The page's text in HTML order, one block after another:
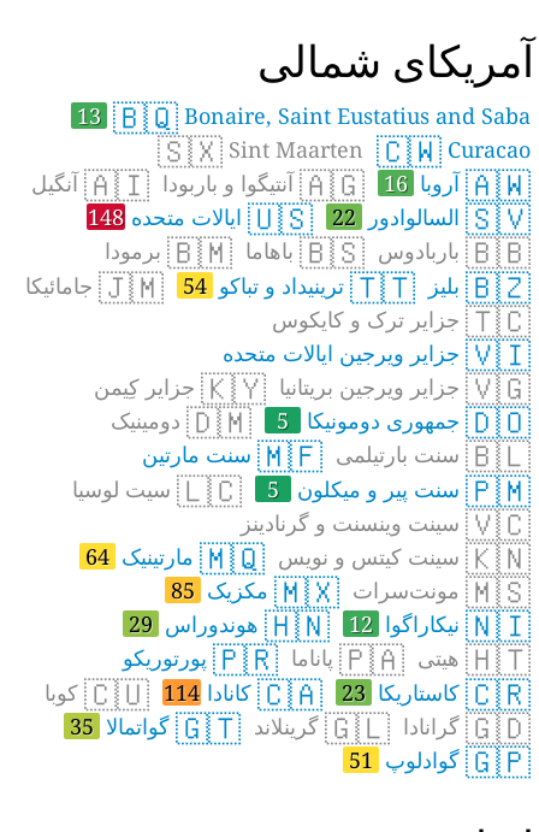
آمریکای شمالی
🇧🇶 Bonaire, Saint Eustatius and Saba
13
🇨🇼 Curacao
🇸🇽 Sint Maarten
🇦🇼آروبا 16
🇦🇬آنتیگوا و باربودا 🇦🇮آنگیل
🇸🇻السالوادور 22
🇺🇸ایالات متحده 148
🇧🇧باربادوس 🇧🇸باهاما 🇧🇲برمودا
🇧🇿بلیز 🇹🇹ترینیداد و تباکو 54
🇯🇲جامائیکا
🇹🇨جزایر ترک و کایکوس
🇻🇮جزایر ویرجین ایالات متحده
🇻🇬جزایر ویرجین بریتانیا 🇰🇾جزایر کِیمن
🇩🇴جمهوری دومونیکا 5
🇩🇲دومینیک
🇧🇱سنت بارتیلمی 🇲🇫سنت مارتین
🇵🇲سنت پیر و میکلون 5
🇱🇨سیت لوسیا
🇻🇨سینت وینسنت و گرنادینز
🇰🇳سینت کیتس و نویس 🇲🇶مارتینیک 64
🇲🇸مونت‌سرات 🇲🇽مکزیک 85
🇳🇮نیکاراگوا 12
🇭🇳هوندوراس 29
🇭🇹هیتی 🇵🇦پاناما 🇵🇷پورتوریکو
🇨🇷کاستاریکا 23
🇨🇦کانادا 114
🇨🇺کوبا
🇬🇩گرانادا 🇬🇱گرینلاند 🇬🇹گواتمالا 35
🇬🇵گوادلوپ 51